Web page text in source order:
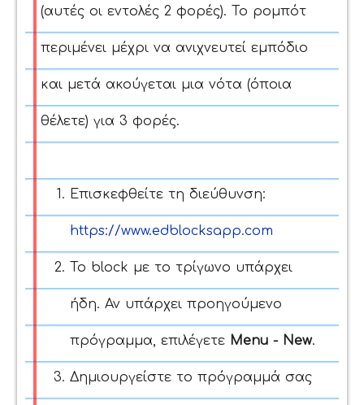
(αυτές οι εντολές 2 φορές). Το ρομπότ
περιμένει μέχρι να ανιχνευτεί εμπόδιο
και μετά ακούγεται μια νότα (όποια
θέλετε) για 3 φορές.
Επισκεφθείτε τη διεύθυνση:
https://www.edblocksapp.com
Το block με το τρίγωνο υπάρχει
ήδη. Αν υπάρχει προηγούμενο
πρόγραμμα, επιλέγετε Menu - New.
Δημιουργείστε το πρόγραμμά σας